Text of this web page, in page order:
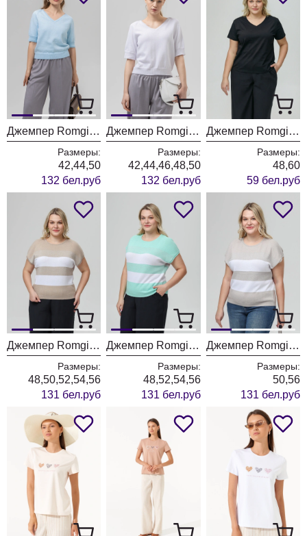
Джемпер Romgil РВ0160-ХЛ4 Бледно-голубой
Размеры:
42,44,50
132 бел.руб
Джемпер Romgil РП0149-ХЛ4 Черный
Размеры:
42,44,46,48,50
132 бел.руб
Джемпер Romgil РП0149-ХЛ4 Черный
Размеры:
48,60
59 бел.руб
Джемпер Romgil РВ0516-ХМ4 бежевый+серебро
Размеры:
48,50,52,54,56
131 бел.руб
Джемпер Romgil РВ0516-ХМ4 бирюзовый+серебро
Размеры:
48,52,54,56
131 бел.руб
Джемпер Romgil РВ0516-ХМ4 льняной+серебро
Размеры:
50,56
131 бел.руб